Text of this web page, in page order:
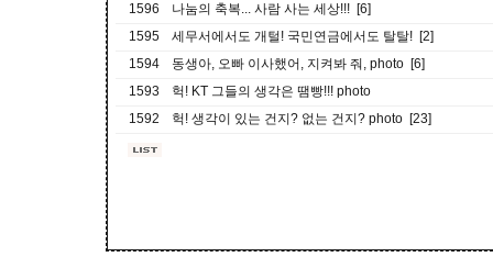
1596
나눔의 축복... 사람 사는 세상!!! [6]
1595
세무서에서도 개털! 국민연금에서도 탈탈! [2]
1594
동생아, 오빠 이사했어, 지켜봐 줘, photo [6]
1593
헉! KT 그들의 생각은 땜빵!!! photo
1592
헉! 생각이 있는 건지? 없는 건지? photo [23]